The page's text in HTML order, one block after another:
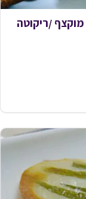
מוקצף /ריקוטה